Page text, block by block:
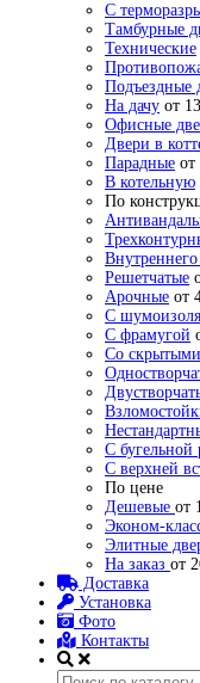
С
Тамбурные
Технические
Подъездные
На дачу от
Офисные
Двери в
Парадные от
В котельную
По
Решетчатые
Арочные от
С
С фрамугой
Со
С бугельной
С верхней
По цене
Дешевые от
Эконом-
Элитные
На заказ от
Доставка
Установка
Фото
Контакты